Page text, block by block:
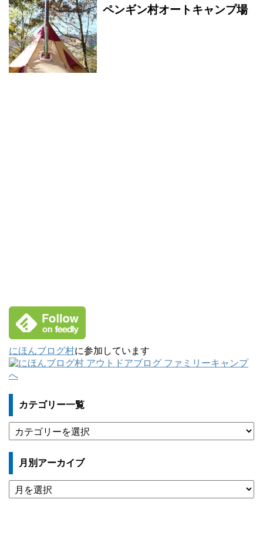
ペンギン村オートキャンプ場
にほんブログ村に参加しています
カテゴリー一覧
テ
ゴ
ー
一
覧
月別アーカイブ
月
別